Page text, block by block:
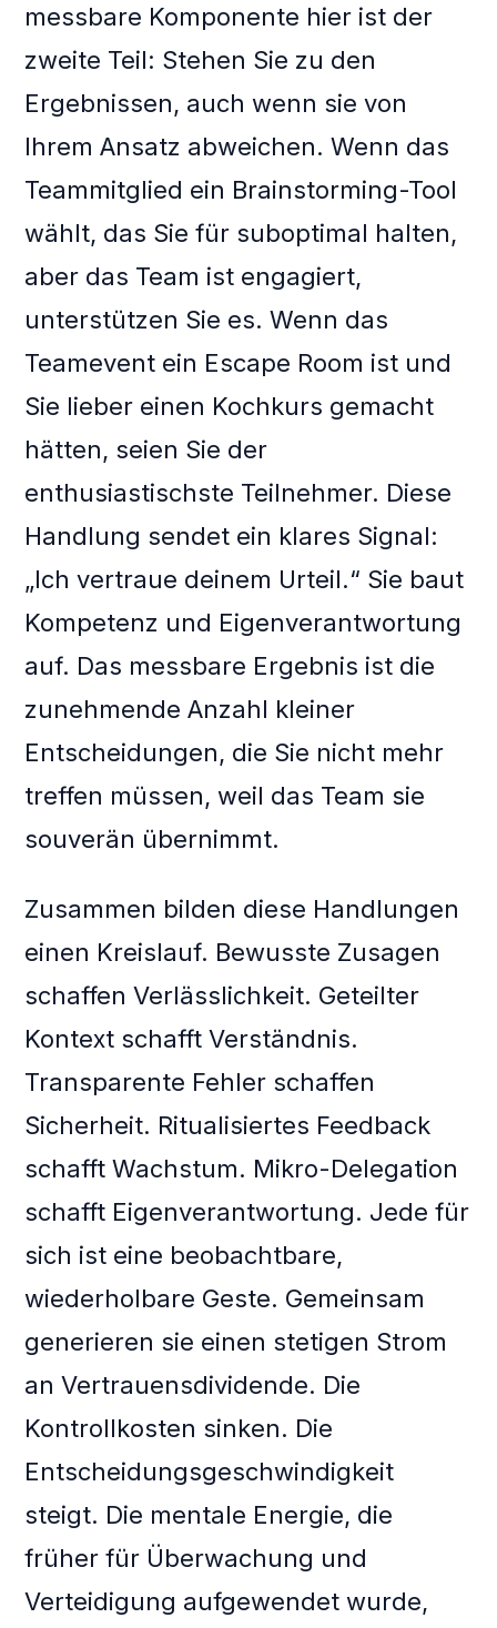
messbare Komponente hier ist der
zweite Teil: Stehen Sie zu den
Ergebnissen, auch wenn sie von
Ihrem Ansatz abweichen. Wenn das
Teammitglied ein Brainstorming-Tool
wählt, das Sie für suboptimal halten,
aber das Team ist engagiert,
unterstützen Sie es. Wenn das
Teamevent ein Escape Room ist und
Sie lieber einen Kochkurs gemacht
hätten, seien Sie der
enthusiastischste Teilnehmer. Diese
Handlung sendet ein klares Signal:
„Ich vertraue deinem Urteil.“ Sie baut
Kompetenz und Eigenverantwortung
auf. Das messbare Ergebnis ist die
zunehmende Anzahl kleiner
Entscheidungen, die Sie nicht mehr
treffen müssen, weil das Team sie
souverän übernimmt.
Zusammen bilden diese Handlungen
einen Kreislauf. Bewusste Zusagen
schaffen Verlässlichkeit. Geteilter
Kontext schafft Verständnis.
Transparente Fehler schaffen
Sicherheit. Ritualisiertes Feedback
schafft Wachstum. Mikro-Delegation
schafft Eigenverantwortung. Jede für
sich ist eine beobachtbare,
wiederholbare Geste. Gemeinsam
generieren sie einen stetigen Strom
an Vertrauensdividende. Die
Kontrollkosten sinken. Die
Entscheidungsgeschwindigkeit
steigt. Die mentale Energie, die
früher für Überwachung und
Verteidigung aufgewendet wurde,